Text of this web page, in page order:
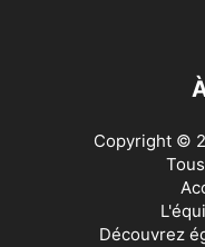
Copyright ©
Découvrez